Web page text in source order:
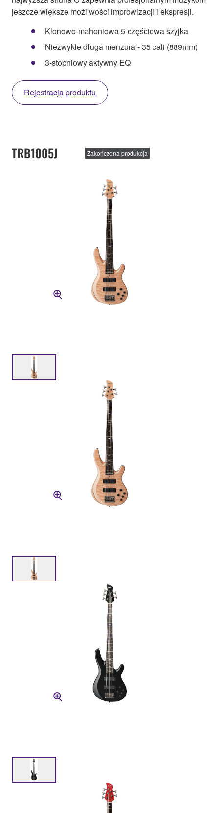
jeszcze większe możliwości improwizacji i ekspresji.
Klonowo-mahoniowa 5-częściowa szyjka
Niezwykle długa menzura - 35 cali (889mm)
3-stopniowy aktywny EQ
Rejestracja produktu
TRB1005J Zakończona produkcja